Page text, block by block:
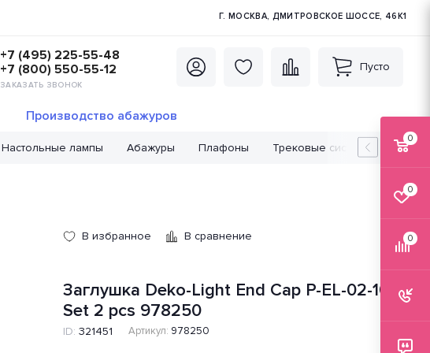
Г. МОСКВА, ДМИТРОВСКОЕ ШОССЕ, 46К1
+7 (495) 225-55-48
+7 (800) 550-55-12
ЗАКАЗАТЬ ЗВОНОК
Пусто
Настольные лампы Абажуры Плафоны Трековые системы
Производство абажуров
В избранное В сравнение
Заглушка Deko-Light End Cap P-EL-02-10
Set 2 pcs 978250
ID: 321451 Артикул: 978250
0
0
0